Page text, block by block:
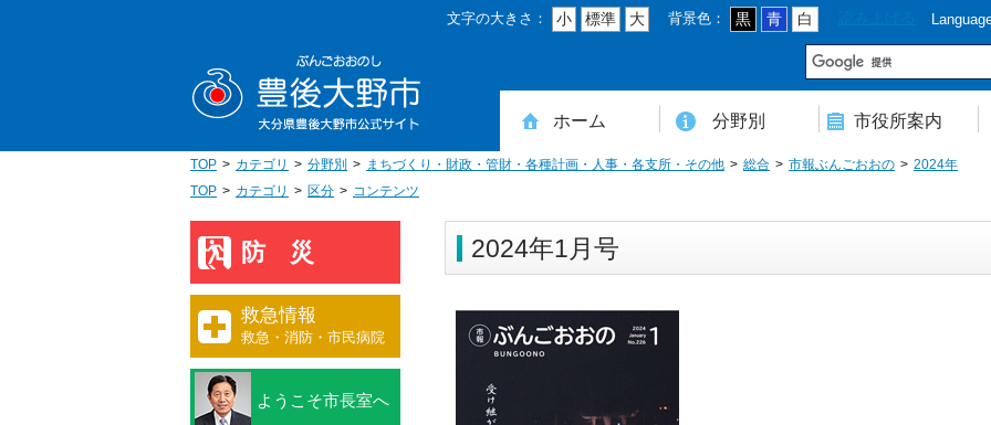
移
文字の大きさ： 小 標準 大 背景色： 黒 青 白
ホーム 分野別
住民登録・戸籍・印鑑・マイナンバー
税・年金・国民健康保険・後期高齢者医療
教育・文化・スポーツ・人権・男女共同参画
健康・医療・介護・福祉・食育
消防・防災・安全・環境・ごみ・住宅・水道
商工・労働・消費者行政
入札・契約・工事・委託
農業・林業・農業委員会事務局
道路・都市計画・地籍・交通
議会・選管・監査
まちづくり・財政・管財・各種計画・人事・各支所・その他
市役所案内
本庁舎案内図
庁舎案内
行政組織
人口・世帯数・高齢者人口
豊後大野市の概要
豊後大野市の歴史
合併経過
市章・市民憲章・市花・市木等
豊後大野市友好交流協定
豊後大野市のすがた
豊後大野市の観光
豊後大野市の各種計画
ようこそ市長室へ
名誉市民
豊後大野市ふるさと大使
TOP カテゴリ 分野別 まちづくり・財政・管財・各種計画・人事・各支所・その他 総合 市報ぶんごおおの
2024年
TOP
カテゴリ 区分 コンテンツ
2024年1月号
防災
救急情報
救急・消防・市民病院
ようこそ市長室へ